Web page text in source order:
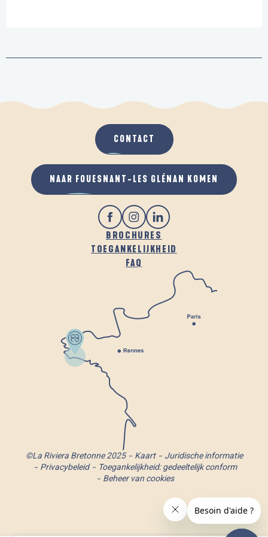
BROCHURES
TOEGANKELIJKHEID
FAQ
CONTACT
NAAR FOUESNANT-LES GLÉNAN KOMEN
©La Riviera Bretonne 2025 Kaart
Juridische informatie
Privacybeleid
Toegankelijkheid: gedeeltelijk conform
Beheer van cookies